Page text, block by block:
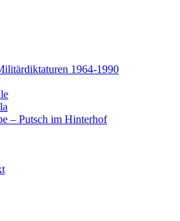
1964-1990
– Putsch im Hinterhof